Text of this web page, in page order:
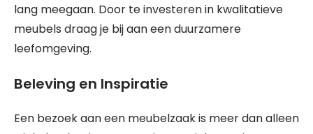
lang meegaan. Door te investeren in kwalitatieve
meubels draag je bij aan een duurzamere
leefomgeving.
Beleving en Inspiratie
Een bezoek aan een meubelzaak is meer dan alleen